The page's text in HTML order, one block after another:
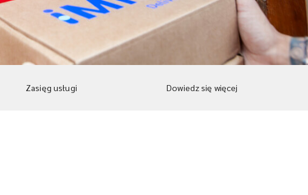
Zasięg usługi Dowiedz się więcej